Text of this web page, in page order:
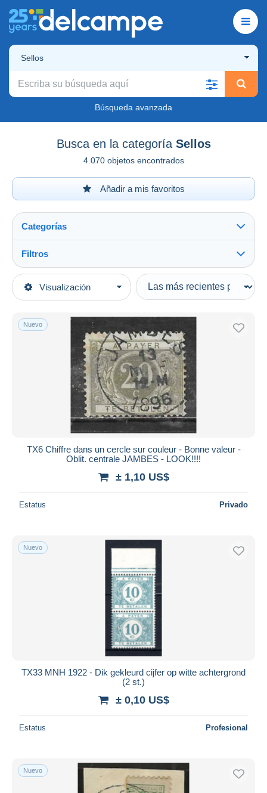
Sellos
Búsqueda avanzada
Busca en la categoría Sellos
4.070 objetos encontrados
Añadir a mis favoritos
Visualización
Categorías
Categorías principales
Europa
Impuestos [TX]
Filtros
Tipo de venta
Activas
Precios fijos
Subasta con ofertas
Subastas sin pujas
Casa de subastas
Todas las duraciones
Cerrando dentro
Sólo con descuento
Envío gratis
Transferencia bancaria
Bancontact
iDeal
Residencia del vendedor
Nuevo
TX6 Chiffre dans un cercle sur couleur - Bonne valeur -
Oblit. centrale JAMBES - LOOK!!!!
± 1,10 US$
Estatus Privado
Nuevo
TX33 MNH 1922 - Dik gekleurd cijfer op witte achtergrond
(2 st.)
± 0,10 US$
Estatus Profesional
Nuevo